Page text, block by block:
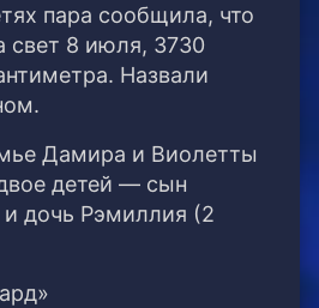
пара сообщила, что
свет 8 июля, 3730
Назвали
Дамира и Виолетты
детей — сын
дочь Рэмиллия (2